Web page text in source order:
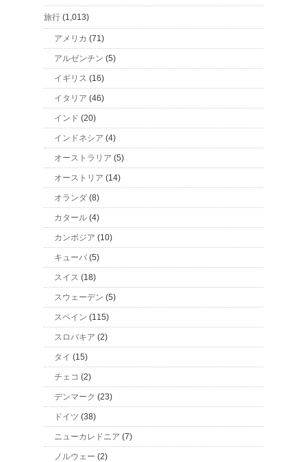
旅行 (1,013)
アメリカ (71)
アルゼンチン (5)
イギリス (16)
イタリア (46)
インド (20)
インドネシア (4)
オーストラリア (5)
オーストリア (14)
オランダ (8)
カタール (4)
カンボジア (10)
キューバ (5)
スイス (18)
スウェーデン (5)
スペイン (115)
スロバキア (2)
タイ (15)
チェコ (2)
デンマーク (23)
ドイツ (38)
ニューカレドニア (7)
ノルウェー (2)